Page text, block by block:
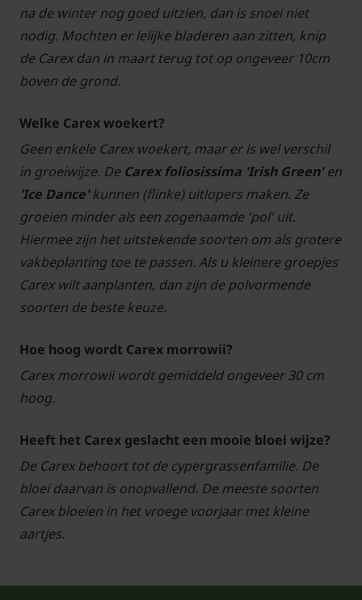
na de winter nog goed uitzien, dan is snoei niet
nodig. Mochten er lelijke bladeren aan zitten, knip
de Carex dan in maart terug tot op ongeveer 10cm
boven de grond.
Welke Carex woekert?
Geen enkele Carex woekert, maar er is wel verschil
in groeiwijze. De Carex foliosissima 'Irish Green'en
'Ice Dance'kunnen (flinke) uitlopers maken. Ze
groeien minder als een zogenaamde 'pol' uit.
Hiermee zijn het uitstekende soorten om als grotere
vakbeplanting toe te passen. Als u kleinere groepjes
Carex wilt aanplanten, dan zijn de polvormende
soorten de beste keuze.
Hoe hoog wordt Carex morrowii?
Carex morrowii wordt gemiddeld ongeveer 30 cm
hoog.
Heeft het Carex geslacht een mooie bloei wijze?
De Carex behoort tot de cypergrassenfamilie. De
bloei daarvan is onopvallend. De meeste soorten
Carex bloeien in het vroege voorjaar met kleine
aartjes.